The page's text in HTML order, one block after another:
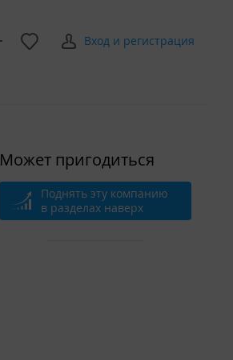
Вход и регистрация
Может пригодиться
Поднять эту компанию
в разделах наверх